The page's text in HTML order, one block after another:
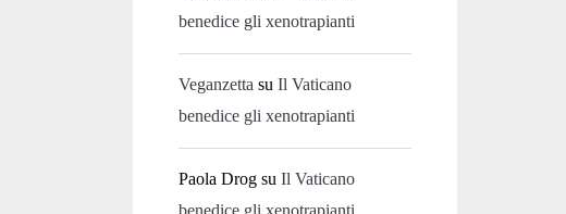
benedice gli xenotrapianti
Veganzetta suIl Vaticano
benedice gli xenotrapianti
Paola Drog suIl Vaticano
benedice gli xenotrapianti